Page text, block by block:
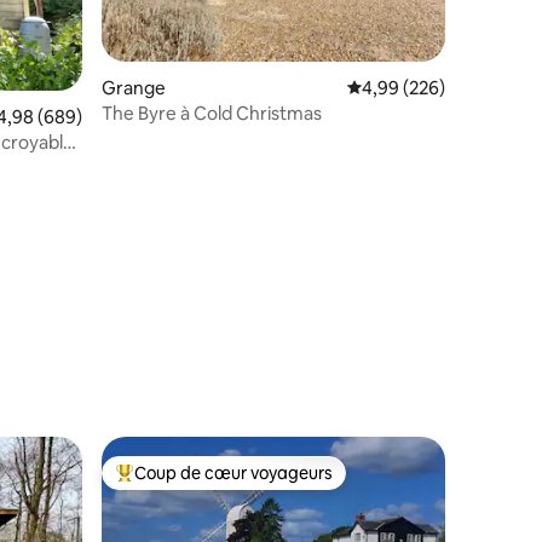
: 4,97 sur 5
moyenne sur la base de 689 commentaires : 4,98 sur 5
(689)
Grange Évaluation moyenne
4,99 (226)
The Byre à Cold Christmas
Coups de cœur voyageurs les plus appréciés
Coup de cœur voyageurs